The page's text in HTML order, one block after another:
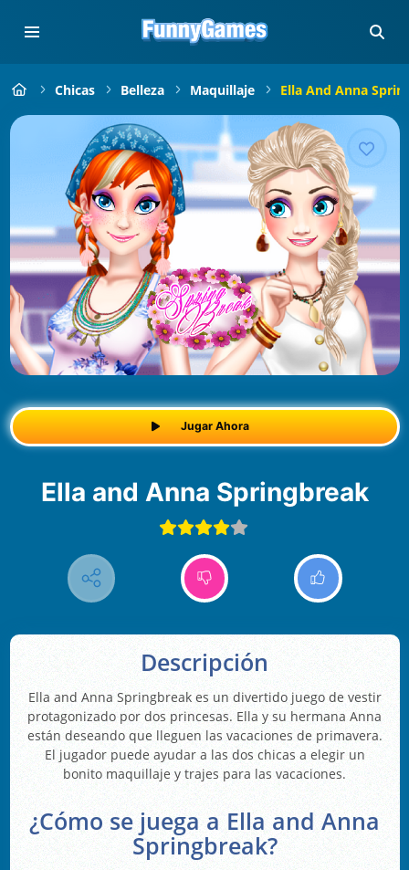
Chicas Belleza Maquillaje Ella And Anna
Jugar Ahora
Ella and Anna Springbreak
Descripción
Ella and Anna Springbreak es un divertido juego de vestir
protagonizado por dos princesas. Ella y su hermana Anna
están deseando que lleguen las vacaciones de primavera.
El jugador puede ayudar a las dos chicas a elegir un
bonito maquillaje y trajes para las vacaciones.
¿Cómo se juega a Ella and Anna
Springbreak?